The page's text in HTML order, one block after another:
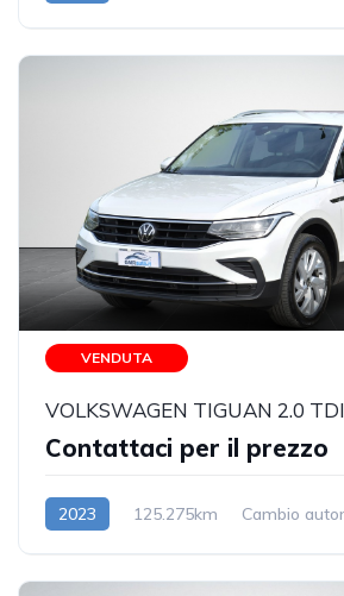
VENDUTA
Contattaci per il prezzo
2023 125.275km Cambio